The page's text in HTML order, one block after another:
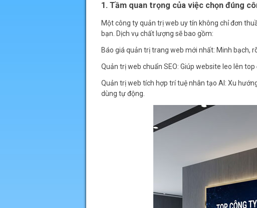
1. Tầm quan trọng của việc chọn đúng
Một công ty quản trị web uy tín không chỉ đơn
bạn. Dịch vụ chất lượng sẽ bao gồm:
Báo giá quản trị trang web mới nhất: Minh bạch,
Quản trị web chuẩn SEO: Giúp website leo lên
Quản trị web tích hợp trí tuệ nhân tạo AI: Xu
dùng tự động.